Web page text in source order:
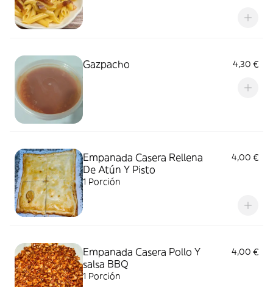
Gazpacho 4,30 €
Empanada Casera Rellena
De Atún Y Pisto
4,00 €
1 Porción
Empanada Casera Pollo Y
salsa BBQ
4,00 €
1 Porción